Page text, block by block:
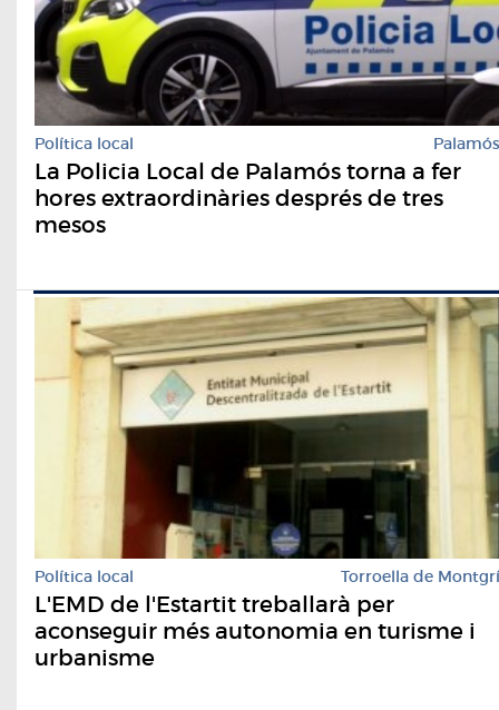
Política local Palamós
La Policia Local de Palamós torna a fer
hores extraordinàries després de tres
mesos
Política local Torroella de Montgrí
L'EMD de l'Estartit treballarà per
aconseguir més autonomia en turisme i
urbanisme